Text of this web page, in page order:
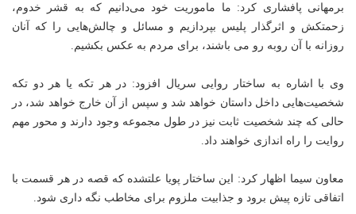
برمهانی پافشاری کرد: ما ماموریت خود می‌دانیم که به قشر خدوم،
زحمتکش و اثرگذار پلیس بپردازیم و مسائل و چالش‌هایی را که آنان
روزانه با آن روبه رو می باشند، برای مردم به عکس بکشیم.
وی با اشاره به ساختار روایی سریال افزود: در هر تکه یا هر دو تکه
شخصیت‌هایی داخل داستان خواهد شد و سپس از آن خارج خواهد شد، در
حالی که چند شخصیت ثابت نیز در طول مجموعه وجود دارند و محور مهم
روایت را راه اندازی خواهند داد.
معاون سیما اظهار کرد: این ساختار پویا علتشده که قصه در هر قسمت با
اتفاقی تازه پیش برود و جذابیت ملزوم برای مخاطب نگه داری شود.